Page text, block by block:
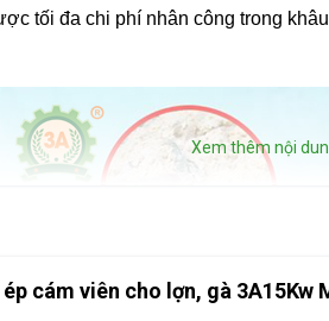
tối đa chi phí nhân công trong
Xem thêm nội
cám viên cho lợn, gà 3A15Kw